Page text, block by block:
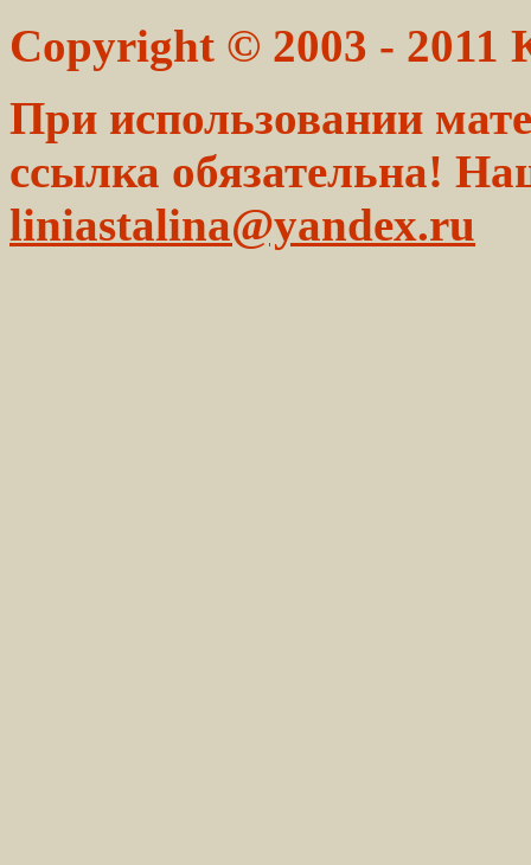
Copyright © 2003 - 2011
При использовании
ссылка обязательна!
liniastalina@yandex.ru